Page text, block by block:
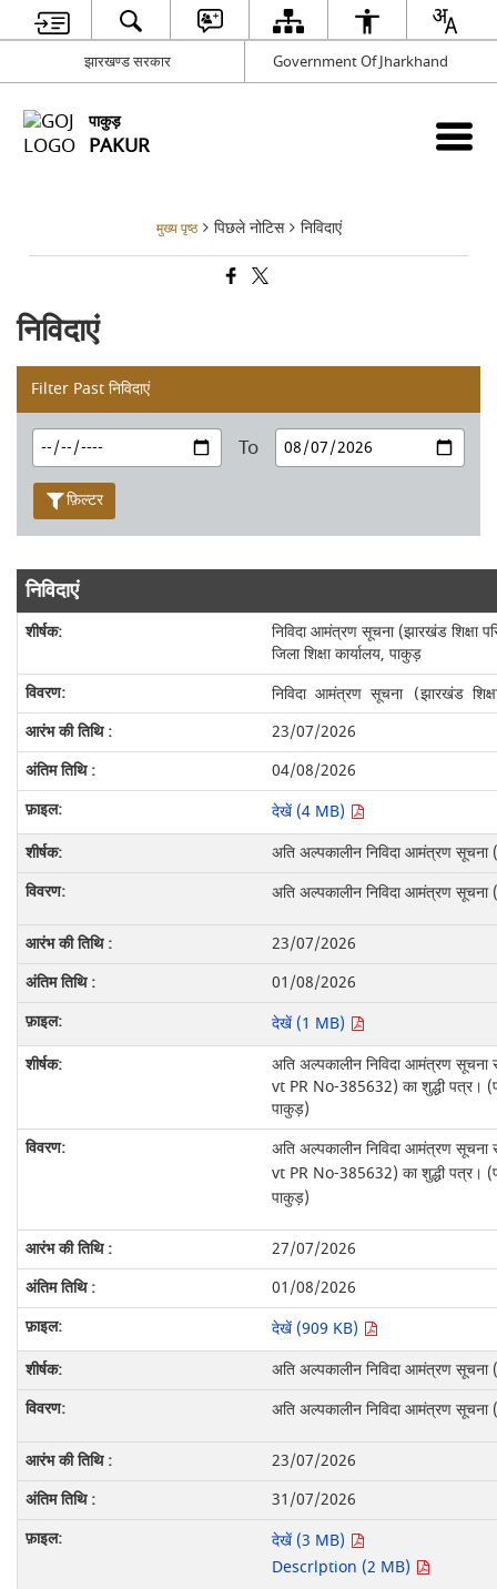
झारखण्ड सरकार Government Of Jharkhand
पाकुड़
PAKUR
मुख्य पृष्ठ पिछले नोटिस निविदाएं
निविदाएं
Filter Past निविदाएं
To
फ़िल्टर
निविदाएं
निविदा आमंत्रण सूचना (झारखंड शिक्षा
जिला शिक्षा कार्यालय, पाकुड़
निविदा आमंत्रण सूचना (झारखंड
23/07/2026
04/08/2026
देखें (4 MB)
अति अल्पकालीन निविदा आमंत्रण
अति अल्पकालीन निविदा आमंत्रण
23/07/2026
01/08/2026
देखें (1 MB)
अति अल्पकालीन निविदा आमंत्रण
vt PR No-385632) का शुद्धी पत्र।
पाकुड़)
अति अल्पकालीन निविदा आमंत्रण
vt PR No-385632) का शुद्धी पत्र।
पाकुड़)
27/07/2026
01/08/2026
देखें (909 KB)
अति अल्पकालीन निविदा आमंत्रण सूचना
अति अल्पकालीन निविदा आमंत्रण सूचना
23/07/2026
31/07/2026
देखें (3 MB)
Descrlption (2 MB)